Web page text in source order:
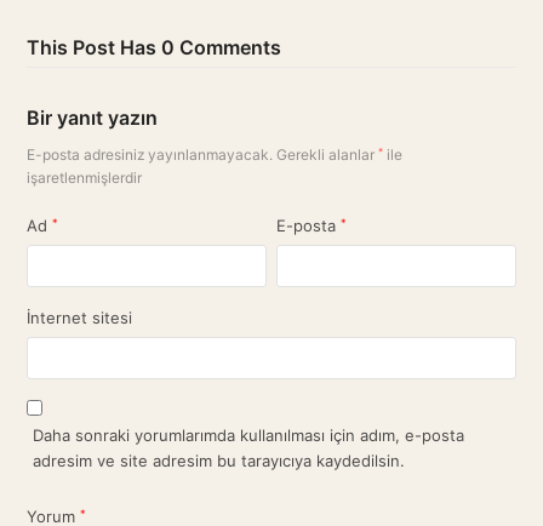
This Post Has 0 Comments
Bir yanıt yazın
E-posta adresiniz yayınlanmayacak. Gerekli alanlar* ile
işaretlenmişlerdir
Ad* E-posta*
İnternet sitesi
Daha sonraki yorumlarımda kullanılması için adım, e-posta
adresim ve site adresim bu tarayıcıya kaydedilsin.
Yorum*